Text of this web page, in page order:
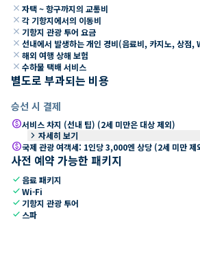
close 자택 ~ 항구까지의 교통비
close 각 기항지에서의 이동비
close 기항지 관광 투어 요금
close 선내에서 발생하는 개인 경비(음료비, 카지노, 상점
close 해외 여행 상해 보험
close 수하물 택배 서비스
별도로 부과되는 비용
승선 시 결제
paid서비스 차지 (선내 팁) (2세 미만은 대상 제외)
keyboard_arrow_right 자세히 보기
paid국제 관광 여객세: 1인당 3,000엔 상당 (2세 미만
사전 예약 가능한 패키지
check 음료 패키지
checkWi-Fi
check 기항지 관광 투어
check 스파